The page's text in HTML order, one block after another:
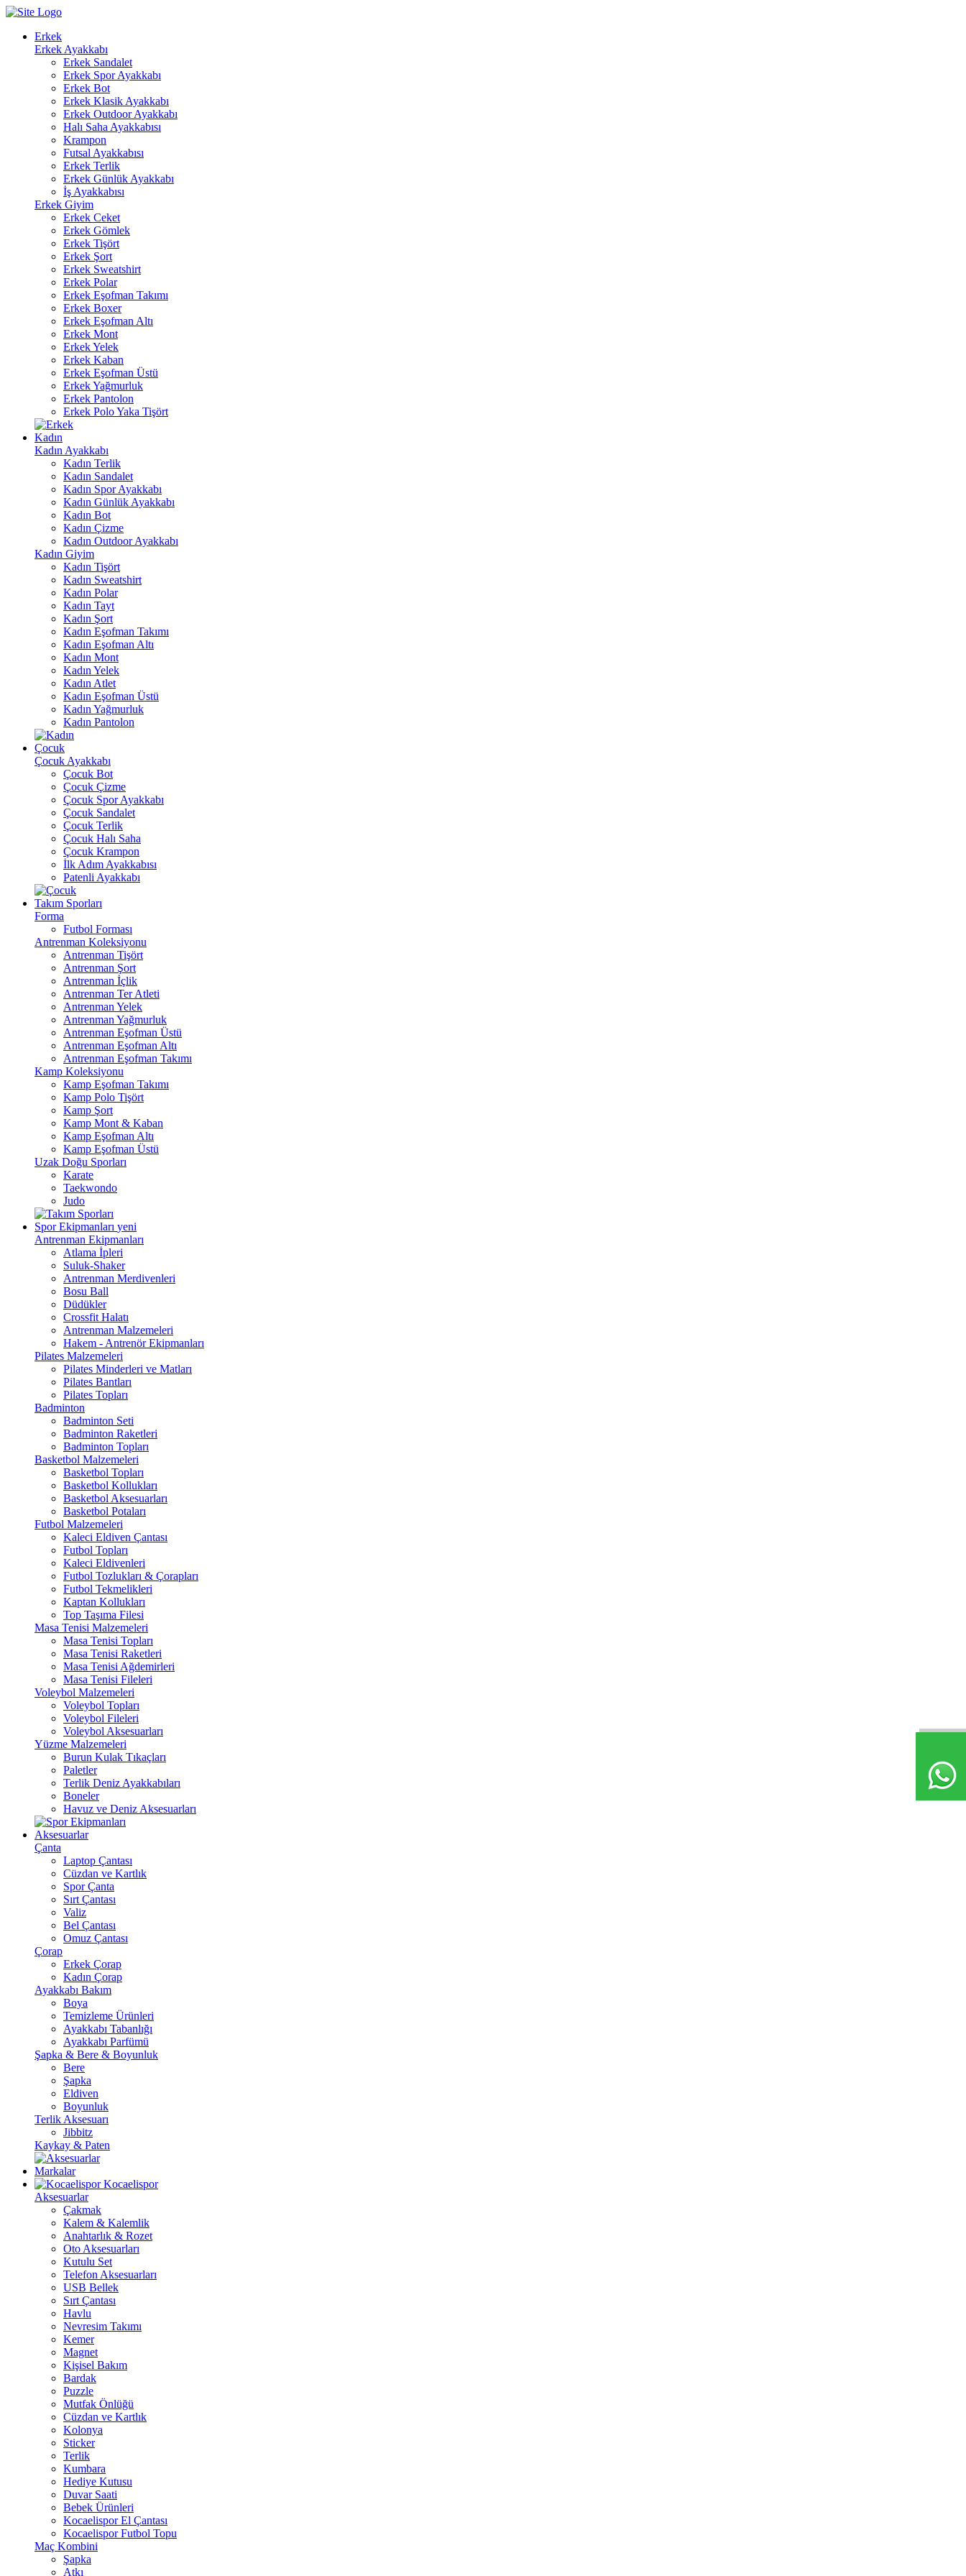
Erkek
Erkek Ayakkabı
Erkek Sandalet
Erkek Spor Ayakkabı
Erkek Bot
Erkek Klasik Ayakkabı
Erkek Outdoor Ayakkabı
Halı Saha Ayakkabısı
Krampon
Futsal Ayakkabısı
Erkek Terlik
Erkek Günlük Ayakkabı
İş Ayakkabısı
Erkek Giyim
Erkek Ceket
Erkek Gömlek
Erkek Tişört
Erkek Şort
Erkek Sweatshirt
Erkek Polar
Erkek Eşofman Takımı
Erkek Boxer
Erkek Eşofman Altı
Erkek Mont
Erkek Yelek
Erkek Kaban
Erkek Eşofman Üstü
Erkek Yağmurluk
Erkek Pantolon
Erkek Polo Yaka Tişört
Kadın
Kadın Ayakkabı
Kadın Terlik
Kadın Sandalet
Kadın Spor Ayakkabı
Kadın Günlük Ayakkabı
Kadın Bot
Kadın Çizme
Kadın Outdoor Ayakkabı
Kadın Giyim
Kadın Tişört
Kadın Sweatshirt
Kadın Polar
Kadın Tayt
Kadın Şort
Kadın Eşofman Takımı
Kadın Eşofman Altı
Kadın Mont
Kadın Yelek
Kadın Atlet
Kadın Eşofman Üstü
Kadın Yağmurluk
Kadın Pantolon
Çocuk
Çocuk Ayakkabı
Çocuk Bot
Çocuk Çizme
Çocuk Spor Ayakkabı
Çocuk Sandalet
Çocuk Terlik
Çocuk Halı Saha
Çocuk Krampon
İlk Adım Ayakkabısı
Patenli Ayakkabı
Takım Sporları
Forma
Futbol Forması
Antrenman Koleksiyonu
Antrenman Tişört
Antrenman Şort
Antrenman İçlik
Antrenman Ter Atleti
Antrenman Yelek
Antrenman Yağmurluk
Antrenman Eşofman Üstü
Antrenman Eşofman Altı
Antrenman Eşofman Takımı
Kamp Koleksiyonu
Kamp Eşofman Takımı
Kamp Polo Tişört
Kamp Şort
Kamp Mont & Kaban
Kamp Eşofman Altı
Kamp Eşofman Üstü
Uzak Doğu Sporları
Karate
Taekwondo
Judo
Spor Ekipmanları yeni
Antrenman Ekipmanları
Atlama İpleri
Suluk-Shaker
Antrenman Merdivenleri
Bosu Ball
Düdükler
Crossfit Halatı
Antrenman Malzemeleri
Hakem - Antrenör Ekipmanları
Pilates Malzemeleri
Pilates Minderleri ve Matları
Pilates Bantları
Pilates Topları
Badminton
Badminton Seti
Badminton Raketleri
Badminton Topları
Basketbol Malzemeleri
Basketbol Topları
Basketbol Kollukları
Basketbol Aksesuarları
Basketbol Potaları
Futbol Malzemeleri
Kaleci Eldiven Çantası
Futbol Topları
Kaleci Eldivenleri
Futbol Tozlukları & Çorapları
Futbol Tekmelikleri
Kaptan Kollukları
Top Taşıma Filesi
Masa Tenisi Malzemeleri
Masa Tenisi Topları
Masa Tenisi Raketleri
Masa Tenisi Ağdemirleri
Masa Tenisi Fileleri
Voleybol Malzemeleri
Voleybol Topları
Voleybol Fileleri
Voleybol Aksesuarları
Yüzme Malzemeleri
Burun Kulak Tıkaçları
Paletler
Terlik Deniz Ayakkabıları
Boneler
Havuz ve Deniz Aksesuarları
Aksesuarlar
Çanta
Laptop Çantası
Cüzdan ve Kartlık
Spor Çanta
Sırt Çantası
Valiz
Bel Çantası
Omuz Çantası
Çorap
Erkek Çorap
Kadın Çorap
Ayakkabı Bakım
Boya
Temizleme Ürünleri
Ayakkabı Tabanlığı
Ayakkabı Parfümü
Şapka & Bere & Boyunluk
Bere
Şapka
Eldiven
Boyunluk
Terlik Aksesuarı
Jibbitz
Kaykay & Paten
Markalar
Kocaelispor
Aksesuarlar
Çakmak
Kalem & Kalemlik
Anahtarlık & Rozet
Oto Aksesuarları
Kutulu Set
Telefon Aksesuarları
USB Bellek
Sırt Çantası
Havlu
Nevresim Takımı
Kemer
Magnet
Kişisel Bakım
Bardak
Puzzle
Mutfak Önlüğü
Cüzdan ve Kartlık
Kolonya
Sticker
Terlik
Kumbara
Hediye Kutusu
Duvar Saati
Bebek Ürünleri
Kocaelispor El Çantası
Kocaelispor Futbol Topu
Maç Kombini
Şapka
Atkı